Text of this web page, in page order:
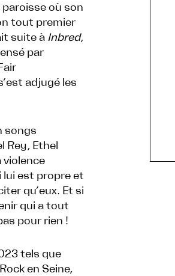
où son
tout premier
suite à Inbred,
par
adjugé les
songs
Rey, Ethel
violence
lui est propre et
qu’eux. Et si
qui a tout
pour rien !
tels que
en Seine,